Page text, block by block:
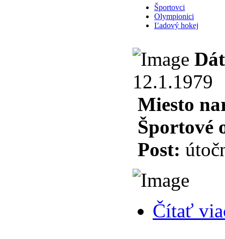
Športovci
Olympionici
Ľadový hokej
12.1.1979
Miesto
Športové
Post:
Čítať